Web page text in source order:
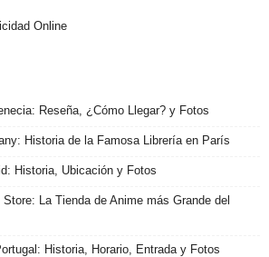
Online
Reseña, ¿Cómo Llegar? y Fotos
Historia de la Famosa Librería en París
Historia, Ubicación y Fotos
La Tienda de Anime más Grande del
Historia, Horario, Entrada y Fotos